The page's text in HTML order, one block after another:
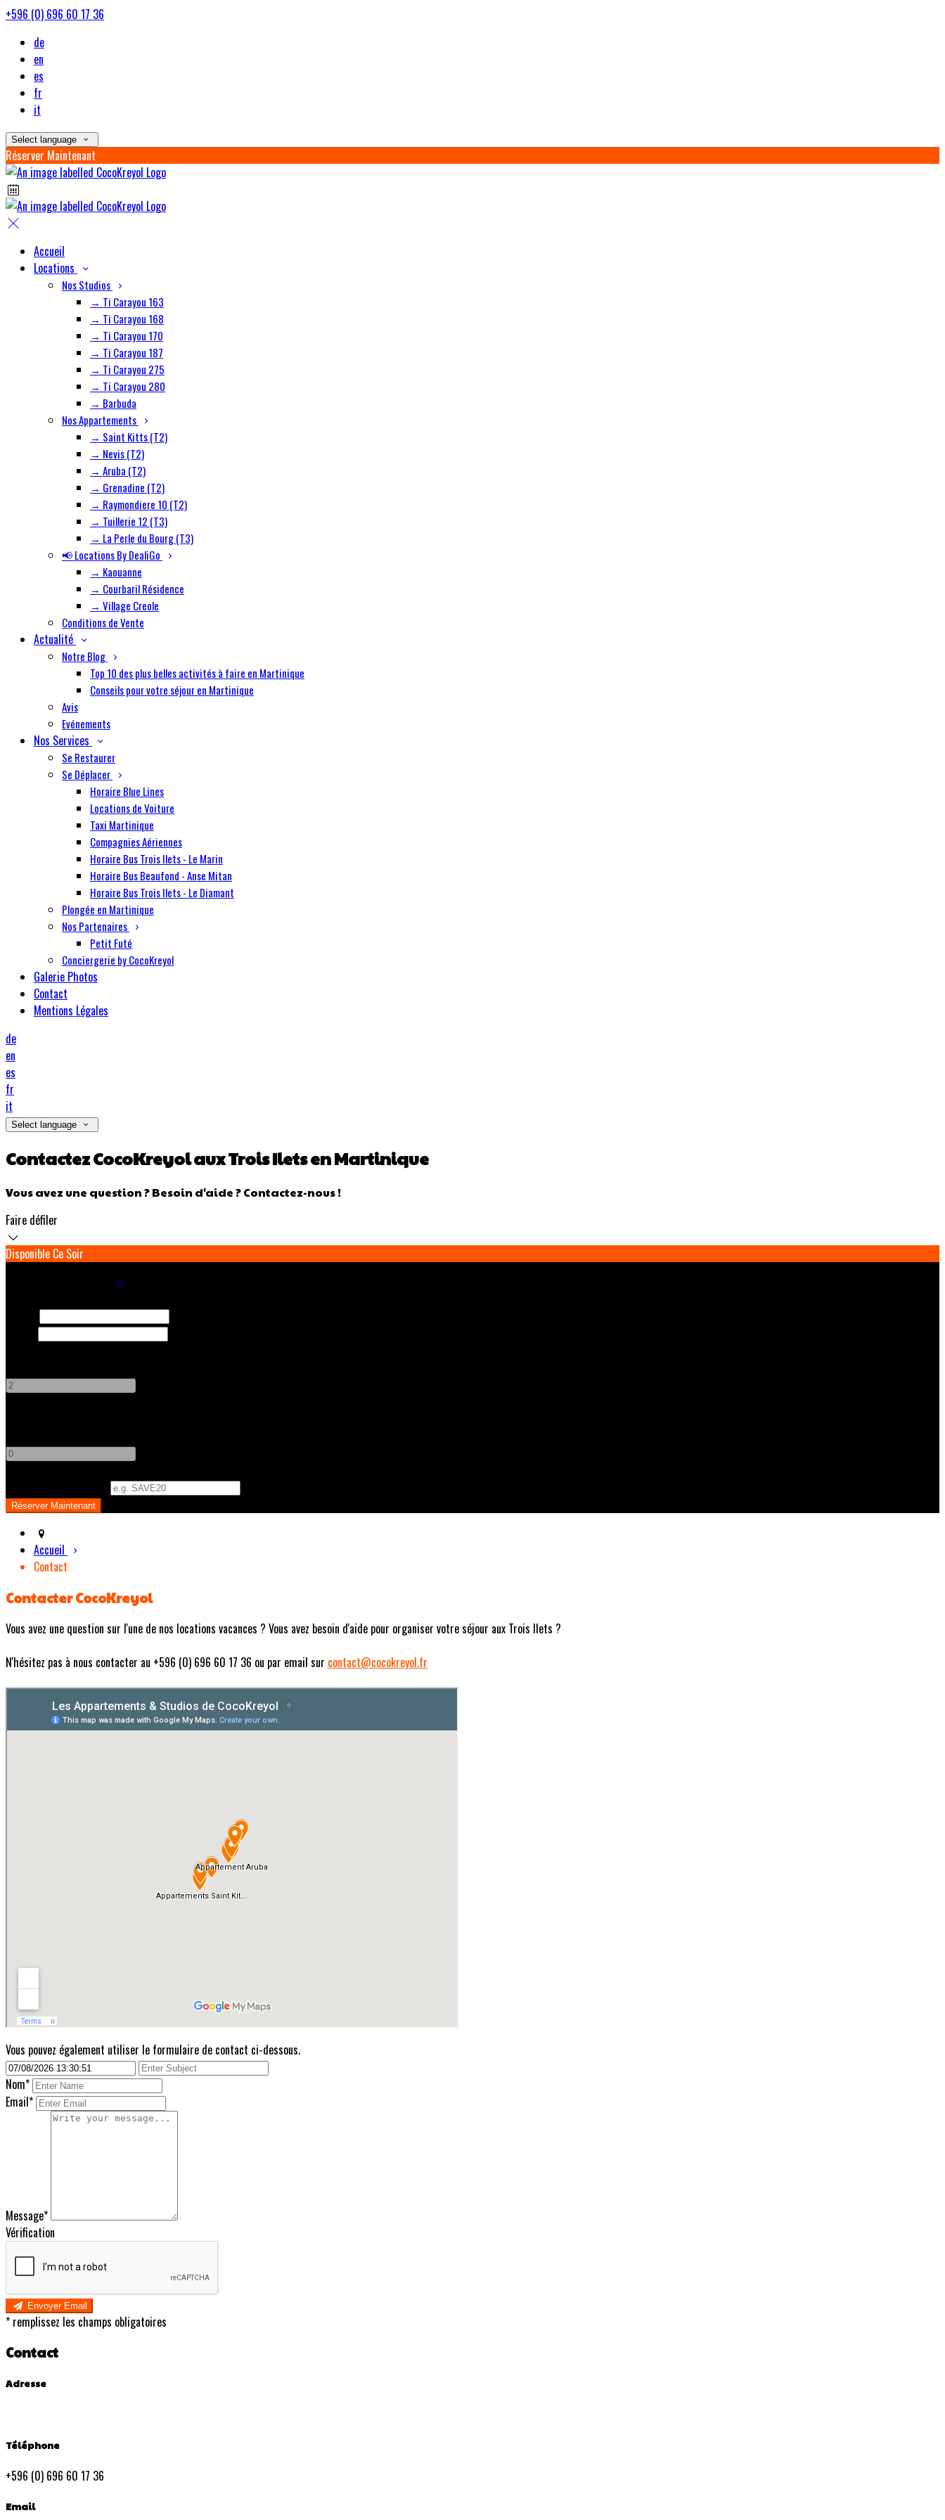
+596 (0) 696 60 17 36
de
en
es
fr
it
Select language
Réserver Maintenant
Accueil
Locations
Nos Studios
→ Ti Carayou 163
→ Ti Carayou 168
→ Ti Carayou 170
→ Ti Carayou 187
→ Ti Carayou 275
→ Ti Carayou 280
→ Barbuda
Nos Appartements
→ Saint Kitts (T2)
→ Nevis (T2)
→ Aruba (T2)
→ Grenadine (T2)
→ Raymondiere 10 (T2)
→ Tuillerie 12 (T3)
→ La Perle du Bourg (T3)
📢 Locations By DealiGo
→ Kaouanne
→ Courbaril Résidence
→ Village Creole
Conditions de Vente
Actualité
Notre Blog
Top 10 des plus belles activités à faire en Martinique
Conseils pour votre séjour en Martinique
Avis
Evénements
Nos Services
Se Restaurer
Se Déplacer
Horaire Blue Lines
Locations de Voiture
Taxi Martinique
Compagnies Aériennes
Horaire Bus Trois Ilets - Le Marin
Horaire Bus Beaufond - Anse Mitan
Horaire Bus Trois Ilets - Le Diamant
Plongée en Martinique
Nos Partenaires
Petit Futé
Conciergerie by CocoKreyol
Galerie Photos
Contact
Mentions Légales
de
en
es
fr
it
Select language
Contactez CocoKreyol aux Trois Ilets en Martinique
Vous avez une question ? Besoin d'aide ? Contactez-nous !
Faire défiler
Disponible Ce Soir
Accueil
Contact
Contacter CocoKreyol
Vous avez une question sur l'une de nos locations vacances ? Vous avez besoin d'aide pour organiser votre séjour aux Trois Ilets ?
N'hésitez pas à nous contacter au +596 (0) 696 60 17 36 ou par email sur contact@cocokreyol.fr
Vous pouvez également utiliser le formulaire de contact ci-dessous.
Nom*
Email*
Message*
Vérification
Envoyer Email
* remplissez les champs obligatoires
Contact
Adresse
Téléphone
+596 (0) 696 60 17 36
Email